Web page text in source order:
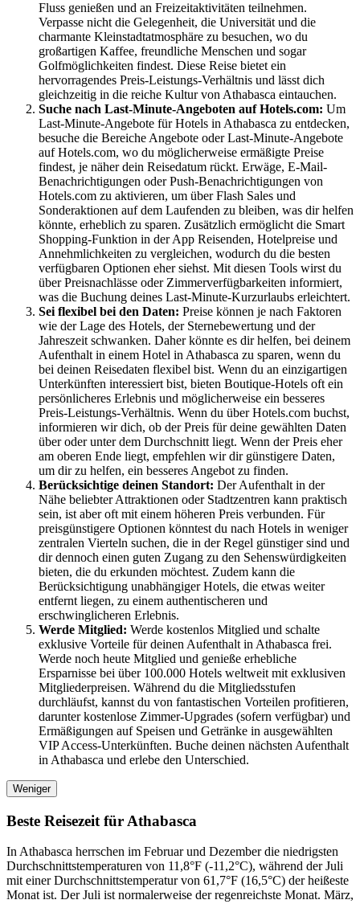
Fluss genießen und an Freizeitaktivitäten teilnehmen.
Verpasse nicht die Gelegenheit, die Universität und die
charmante Kleinstadtatmosphäre zu besuchen, wo du
großartigen Kaffee, freundliche Menschen und sogar
Golfmöglichkeiten findest. Diese Reise bietet ein
hervorragendes Preis-Leistungs-Verhältnis und lässt dich
gleichzeitig in die reiche Kultur von Athabasca eintauchen.
Suche nach Last-Minute-Angeboten auf Hotels.com: Um
Last-Minute-Angebote für Hotels in Athabasca zu entdecken,
besuche die Bereiche Angebote oder Last-Minute-Angebote
auf Hotels.com, wo du möglicherweise ermäßigte Preise
findest, je näher dein Reisedatum rückt. Erwäge, E-Mail-
Benachrichtigungen oder Push-Benachrichtigungen von
Hotels.com zu aktivieren, um über Flash Sales und
Sonderaktionen auf dem Laufenden zu bleiben, was dir helfen
könnte, erheblich zu sparen. Zusätzlich ermöglicht die Smart
Shopping-Funktion in der App Reisenden, Hotelpreise und
Annehmlichkeiten zu vergleichen, wodurch du die besten
verfügbaren Optionen eher siehst. Mit diesen Tools wirst du
über Preisnachlässe oder Zimmerverfügbarkeiten informiert,
was die Buchung deines Last-Minute-Kurzurlaubs erleichtert.
Sei flexibel bei den Daten: Preise können je nach Faktoren
wie der Lage des Hotels, der Sternebewertung und der
Jahreszeit schwanken. Daher könnte es dir helfen, bei deinem
Aufenthalt in einem Hotel in Athabasca zu sparen, wenn du
bei deinen Reisedaten flexibel bist. Wenn du an einzigartigen
Unterkünften interessiert bist, bieten Boutique-Hotels oft ein
persönlicheres Erlebnis und möglicherweise ein besseres
Preis-Leistungs-Verhältnis. Wenn du über Hotels.com buchst,
informieren wir dich, ob der Preis für deine gewählten Daten
über oder unter dem Durchschnitt liegt. Wenn der Preis eher
am oberen Ende liegt, empfehlen wir dir günstigere Daten,
um dir zu helfen, ein besseres Angebot zu finden.
Berücksichtige deinen Standort: Der Aufenthalt in der
Nähe beliebter Attraktionen oder Stadtzentren kann praktisch
sein, ist aber oft mit einem höheren Preis verbunden. Für
preisgünstigere Optionen könntest du nach Hotels in weniger
zentralen Vierteln suchen, die in der Regel günstiger sind und
dir dennoch einen guten Zugang zu den Sehenswürdigkeiten
bieten, die du erkunden möchtest. Zudem kann die
Berücksichtigung unabhängiger Hotels, die etwas weiter
entfernt liegen, zu einem authentischeren und
erschwinglicheren Erlebnis.
Werde Mitglied: Werde kostenlos Mitglied und schalte
exklusive Vorteile für deinen Aufenthalt in Athabasca frei.
Werde noch heute Mitglied und genieße erhebliche
Ersparnisse bei über 100.000 Hotels weltweit mit exklusiven
Mitgliederpreisen. Während du die Mitgliedsstufen
durchläufst, kannst du von fantastischen Vorteilen profitieren,
darunter kostenlose Zimmer-Upgrades (sofern verfügbar) und
Ermäßigungen auf Speisen und Getränke in ausgewählten
VIP Access-Unterkünften. Buche deinen nächsten Aufenthalt
in Athabasca und erlebe den Unterschied.
Weniger
Beste Reisezeit für Athabasca
In Athabasca herrschen im Februar und Dezember die niedrigsten
Durchschnittstemperaturen von 11,8°F (-11,2°C), während der Juli
mit einer Durchschnittstemperatur von 61,7°F (16,5°C) der heißeste
Monat ist. Der Juli ist normalerweise der regenreichste Monat. März,